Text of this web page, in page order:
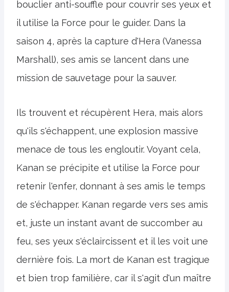
bouclier anti-souffle pour couvrir ses yeux et
il utilise la Force pour le guider. Dans la
saison 4, après la capture d'Hera (Vanessa
Marshall), ses amis se lancent dans une
mission de sauvetage pour la sauver.
Ils trouvent et récupèrent Hera, mais alors
qu'ils s'échappent, une explosion massive
menace de tous les engloutir. Voyant cela,
Kanan se précipite et utilise la Force pour
retenir l'enfer, donnant à ses amis le temps
de s'échapper. Kanan regarde vers ses amis
et, juste un instant avant de succomber au
feu, ses yeux s'éclaircissent et il les voit une
dernière fois. La mort de Kanan est tragique
et bien trop familière, car il s'agit d'un maître